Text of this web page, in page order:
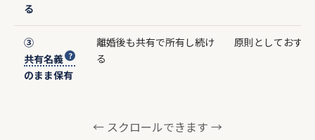
る
③
共有名義
のまま保有
離婚後も共有で所有し続け
る
原則としておす
← スクロールできます →